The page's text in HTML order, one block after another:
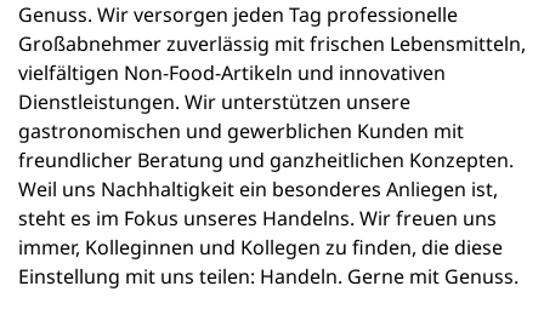
Genuss. Wir versorgen jeden Tag professionelle
Großabnehmer zuverlässig mit frischen Lebensmitteln,
vielfältigen Non-Food-Artikeln und innovativen
Dienstleistungen. Wir unterstützen unsere
gastronomischen und gewerblichen Kunden mit
freundlicher Beratung und ganzheitlichen Konzepten.
Weil uns Nachhaltigkeit ein besonderes Anliegen ist,
steht es im Fokus unseres Handelns. Wir freuen uns
immer, Kolleginnen und Kollegen zu finden, die diese
Einstellung mit uns teilen: Handeln. Gerne mit Genuss.